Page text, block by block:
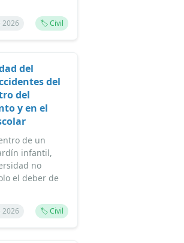
2026 🏷️ Civil
del
del
del
y en el
de un
infantil,
no
el deber de
2026 🏷️ Civil